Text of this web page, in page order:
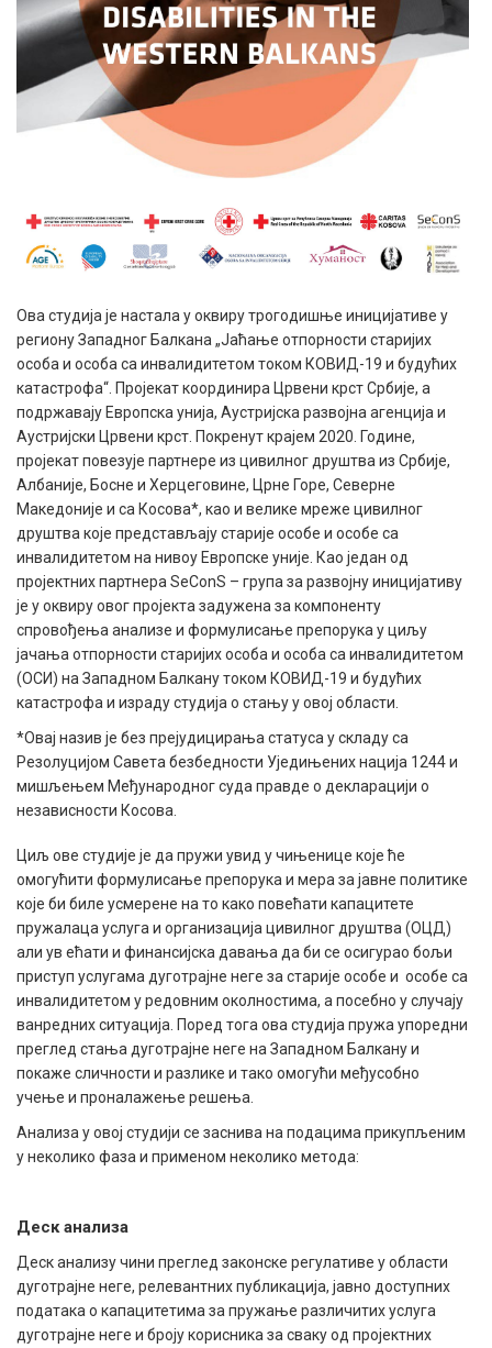
Ова студија је настала у оквиру трогодишње иницијативе у
региону Западног Балкана „Јаћање отпорности старијих
особа и особа са инвалидитетом током КОВИД-19 и будућих
катастрофа“. Пројекат координира Црвени крст Србије, а
подржавају Европска унија, Аустријска развојна агенција и
Аустријски Црвени крст. Покренут крајем 2020. Године,
пројекат повезује партнере из цивилног друштва из Србије,
Албаније, Босне и Херцеговине, Црне Горе, Северне
Македоније и са Косова*, као и велике мреже цивилног
друштва које представљају старије особе и особе са
инвалидитетом на нивоу Европске уније. Као један од
пројектних партнера SeConS – група за развојну иницијативу
је у оквиру овог пројекта задужена за компоненту
спровођења анализе и формулисање препорука у циљу
јачања отпорности старијих особа и особа са инвалидитетом
(ОСИ) на Западном Балкану током КОВИД-19 и будућих
катастрофа и израду студија о стању у овој области.
*Овај назив је без прејудицирања статуса у складу са
Резолуцијом Савета безбедности Уједињених нација 1244 и
мишљењем Међународног суда правде о декларацији о
независности Косова.
Циљ ове студије је да пружи увид у чињенице које ће
омогућити формулисање препорука и мера за јавне политике
које би биле усмерене на то како повећати капацитете
пружалаца услуга и организација цивилног друштва (ОЦД)
али ув ећати и финансијска давања да би се осигурао бољи
приступ услугама дуготрајне неге за старије особе и особе са
инвалидитетом у редовним околностима, а посебно у случају
ванредних ситуација. Поред тога ова студија пружа упоредни
преглед стања дуготрајне неге на Западном Балкану и
покаже сличности и разлике и тако омогући међусобно
учење и проналажење решења.
Анализа у овој студији се заснива на подацима прикупљеним
у неколико фаза и применом неколико метода:
Деск анализа
Деск анализу чини преглед законске регулативе у области
дуготрајне неге, релевантних публикација, јавно доступних
података о капацитетима за пружање различитих услуга
дуготрајне неге и броју корисника за сваку од пројектних